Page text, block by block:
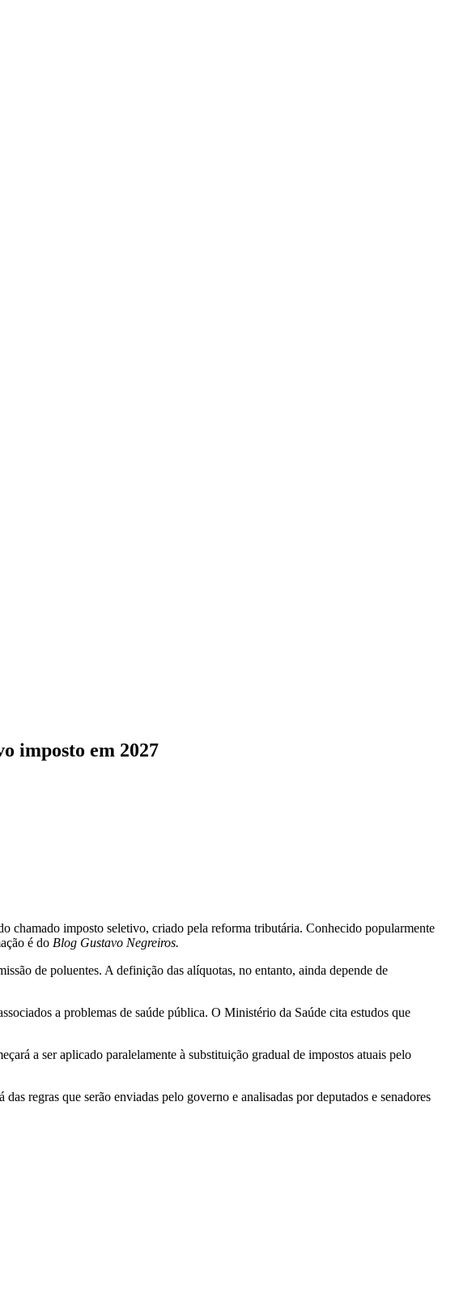
imposto em 2027
chamado imposto seletivo, criado pela reforma tributária. Conhecido popularmente
é do Blog Gustavo Negreiros.
de poluentes. A definição das alíquotas, no entanto, ainda depende de
a problemas de saúde pública. O Ministério da Saúde cita estudos que
a ser aplicado paralelamente à substituição gradual de impostos atuais pelo
regras que serão enviadas pelo governo e analisadas por deputados e senadores